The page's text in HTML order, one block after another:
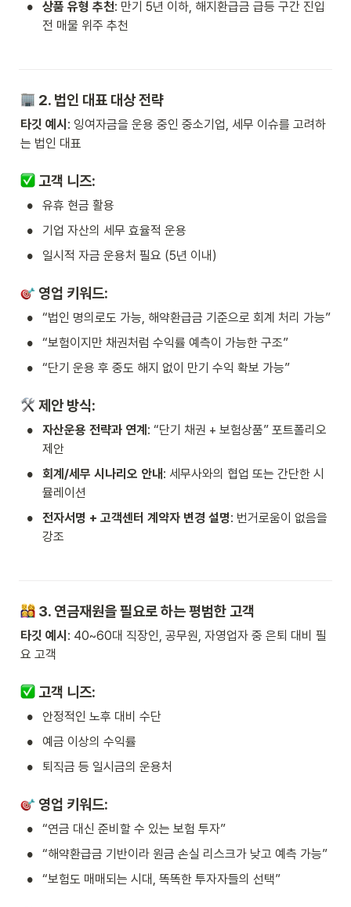
• 상품 유형 추천: 만기 5년 이하, 해지환급금 급등 구간 진입
전 매물 위주 추천
2. 법인 대표 대상 전략
타깃 예시 : 잉여자금을 운용 중인 중소기업, 세무 이슈를 고려하
는 법인 대표
고객 니즈:
• 유휴 현금 활용
• 기업 자산의 세무 효율적 운용
• 일시적 자금 운용처 필요 (5년 이내)
영업 키워드:
• “법인 명의로도 가능, 해약환급금 기준으로 회계 처리 가능”
• “보험이지만 채권처럼 수익률 예측이 가능한 구조”
• “단기 운용 후 중도 해지 없이 만기 수익 확보 가능”
제안 방식:
• 자산운용 전략과 연계 : “단기 채권 + 보험상품” 포트폴리오
제안
• 회계/세무 시나리오 안내: 세무사와의 협업 또는 간단한 시
뮬레이션
• 전자서명 + 고객센터 계약자 변경 설명: 번거로움이 없음을
강조
3. 연금재원을 필요로 하는 평범한 고객
타깃 예시 : 40~60대 직장인, 공무원, 자영업자 중 은퇴 대비 필
요 고객
고객 니즈:
• 안정적인 노후 대비 수단
• 예금 이상의 수익률
• 퇴직금 등 일시금의 운용처
영업 키워드:
• “연금 대신 준비할 수 있는 보험 투자”
• “해약환급금 기반이라 원금 손실 리스크가 낮고 예측 가능”
• “보험도 매매되는 시대, 똑똑한 투자자들의 선택”